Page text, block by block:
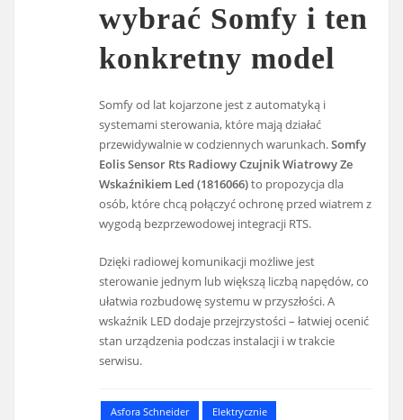
wybrać Somfy i ten
konkretny model
Somfy od lat kojarzone jest z automatyką i
systemami sterowania, które mają działać
przewidywalnie w codziennych warunkach.Somfy
Eolis Sensor Rts Radiowy Czujnik Wiatrowy Ze
Wskaźnikiem Led (1816066)to propozycja dla
osób, które chcą połączyć ochronę przed wiatrem z
wygodą bezprzewodowej integracji RTS.
Dzięki radiowej komunikacji możliwe jest
sterowanie jednym lub większą liczbą napędów, co
ułatwia rozbudowę systemu w przyszłości. A
wskaźnik LED dodaje przejrzystości – łatwiej ocenić
stan urządzenia podczas instalacji i w trakcie
serwisu.
Asfora Schneider
Elektrycznie